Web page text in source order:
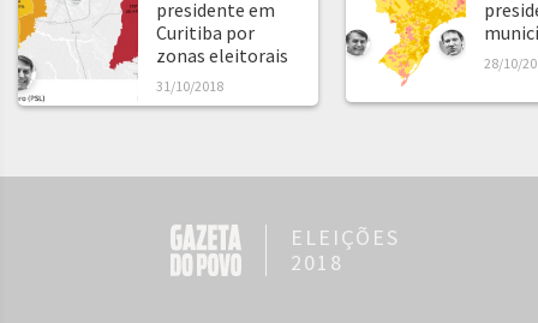
presidente em
Curitiba por
zonas eleitorais
31/10/2018
28/10/
ELEIÇÕES
2018